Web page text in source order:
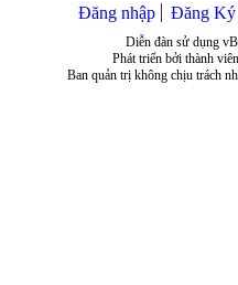
Đăng nhập Đăng Ký
Diễn đàn sử dụng
Phát triển bởi thành
Ban quản trị không chịu trách